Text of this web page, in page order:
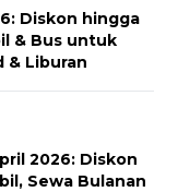
Diskon hingga
& Bus untuk
& Liburan
2026: Diskon
Sewa Bulanan